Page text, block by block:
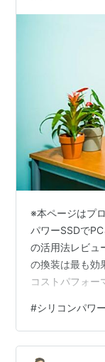
※本ページはプ
パワーSSDで
の活用法レビュ
の換装は最も効
コストパフォー
魅力的な選択肢
たとき、一つ壁
アプリケーショ
#シリコンパワー